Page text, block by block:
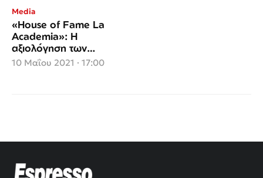
Media
«House of Fame La
Academia»: Η
αξιολόγηση των
εμφανίσεων στο live και
10 Μαΐου 2021 · 17:00